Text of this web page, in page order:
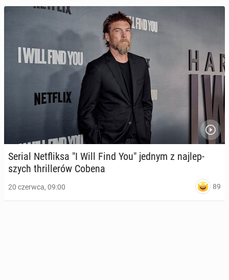
Twórca "Squid Game" po­rów­nał se­ria­lo­wych zło­
czyń­ców do… Elona Muska
Serial Net­flik­sa "I Will Find You" jednym z naj­lep­
szych thril­le­rów Cobena
20 czerwca, 09:00 89